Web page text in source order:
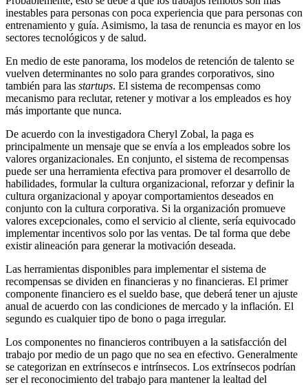
inestables para personas con poca experiencia que para personas con
entrenamiento y guía. Asimismo, la tasa de renuncia es mayor en los
sectores tecnológicos y de salud.
En medio de este panorama, los modelos de retención de talento se
vuelven determinantes no solo para grandes corporativos, sino
también para las startups. El sistema de recompensas como
mecanismo para reclutar, retener y motivar a los empleados es hoy
más importante que nunca.
De acuerdo con la investigadora Cheryl Zobal, la paga es
principalmente un mensaje que se envía a los empleados sobre los
valores organizacionales. En conjunto, el sistema de recompensas
puede ser una herramienta efectiva para promover el desarrollo de
habilidades, formular la cultura organizacional, reforzar y definir la
cultura organizacional y apoyar comportamientos deseados en
conjunto con la cultura corporativa. Si la organización promueve
valores excepcionales, como el servicio al cliente, sería equivocado
implementar incentivos solo por las ventas. De tal forma que debe
existir alineación para generar la motivación deseada.
Las herramientas disponibles para implementar el sistema de
recompensas se dividen en financieras y no financieras. El primer
componente financiero es el sueldo base, que deberá tener un ajuste
anual de acuerdo con las condiciones de mercado y la inflación. El
segundo es cualquier tipo de bono o paga irregular.
Los componentes no financieros contribuyen a la satisfacción del
trabajo por medio de un pago que no sea en efectivo. Generalmente
se categorizan en extrínsecos e intrínsecos. Los extrínsecos podrían
ser el reconocimiento del trabajo para mantener la lealtad del